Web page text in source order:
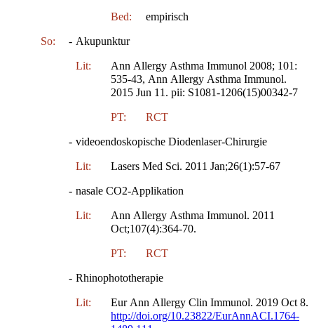
Bed: empirisch
So: - Akupunktur
Lit:
Ann Allergy Asthma Immunol 2008; 101:
535-43, Ann Allergy Asthma Immunol.
2015 Jun 11. pii: S1081-1206(15)00342-7
PT: RCT
- videoendoskopische Diodenlaser-Chirurgie
Lit: Lasers Med Sci. 2011 Jan;26(1):57-67
- nasale CO2-Applikation
Lit:
Ann Allergy Asthma Immunol. 2011
Oct;107(4):364-70.
PT: RCT
- Rhinophototherapie
Lit:
Eur Ann Allergy Clin Immunol. 2019 Oct 8.
http://doi.org/10.23822/EurAnnACI.1764-